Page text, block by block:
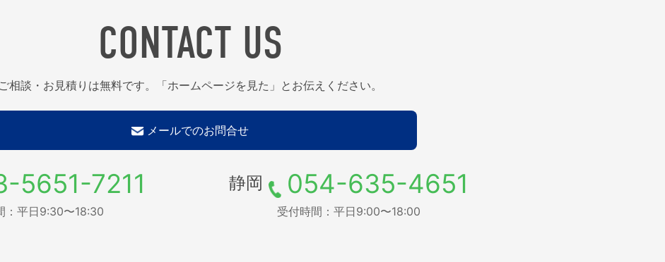
CONTACT US
ご相談・お見積りは無料です。「ホームページを見た」とお伝えください。
メールでのお問合せ
5651-7211
：平日9:30〜18:30
静岡 054-635-4651
受付時間：平日9:00〜18:00